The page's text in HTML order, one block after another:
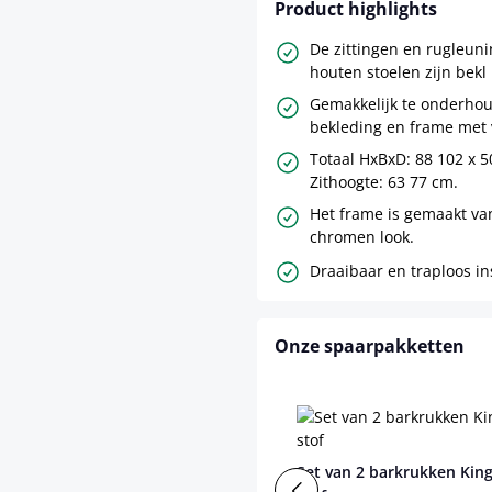
Product highlights
De zittingen en
houten stoelen zijn bekl
Gemakkelijk te
bekleding en frame met
Totaal HxBxD: 88 102 x
Zithoogte: 63 77 cm.
Het frame is gemaakt
chromen look.
Draaibaar en traploos
Onze spaarpakketten
Set van 2 barkrukken